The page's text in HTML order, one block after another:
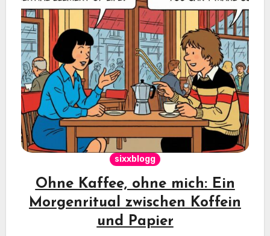
sixxblogg
Ohne Kaffee, ohne mich: Ein
Morgenritual zwischen Koffein
und Papier